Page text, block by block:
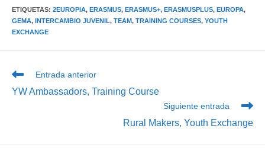
ETIQUETAS: 2EUROPIA, ERASMUS, ERASMUS+, ERASMUSPLUS, EUROPA,
GEMA, INTERCAMBIO JUVENIL, TEAM, TRAINING COURSES, YOUTH
EXCHANGE
Leer
artículos
Entrada anterior
YW Ambassadors, Training Course
Siguiente entrada
Rural Makers, Youth Exchange